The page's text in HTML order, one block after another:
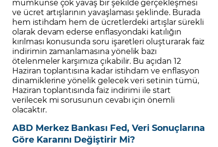
mümkünse çok yavaş bir şekilde gerçekleşmesi
ve ücret artışlarının yavaşlaması şeklinde. Burada
hem istihdam hem de ücretlerdeki artışlar sürekli
olarak devam ederse enflasyondaki katılığın
kırılması konusunda soru işaretleri oluşturarak faiz
indirimin zamanlamasına yönelik bazı
ötelenmeler karşımıza çıkabilir. Bu açıdan 12
Haziran toplantısına kadar istihdam ve enflasyon
dinamiklerine yönelik gelecek veri setinin tümü,
Haziran toplantısında faiz indirimi ile start
verilecek mi sorusunun cevabı için önemli
olacaktır.
ABD Merkez Bankası Fed, Veri Sonuçlarına
Göre Kararını Değiştirir Mi?